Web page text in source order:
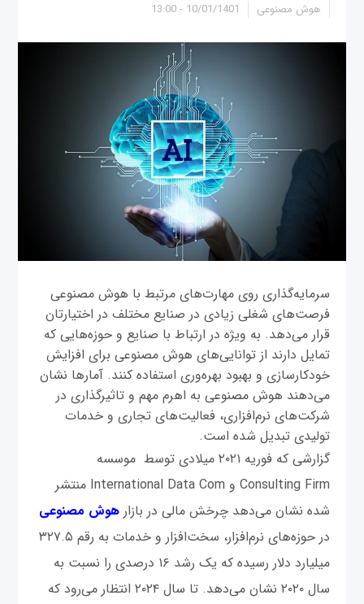
10/01/1401 - 13:00 هوش مصنوعی
سرمایه‌گذاری روی مهارت‌های مرتبط با هوش مصنوعی
فرصت‌های شغلی زیادی در صنایع مختلف در اختیارتان
قرار می‌دهد. به ویژه در ارتباط با صنایع و حوزه‌هایی که
تمایل دارند از توانایی‌های هوش مصنوعی برای افزایش
خودکارسازی و بهبود بهره‌وری استفاده کنند. آمارها نشان
می‌دهند هوش مصنوعی به اهرم مهم و تاثیرگذاری در
شرکت‌های نرم‌افزاری، فعالیت‌های تجاری و خدمات
تولیدی تبدیل شده است.
گزارشی که فوریه ۲۰۲۱ میلادی توسط موسسه
Consulting Firm و International Data Com منتشر
شده نشان می‌دهد چرخش مالی در بازار هوش مصنوعی
در حوزه‌های نرم‌افزار، سخت‌افزار و خدمات به رقم ۳۲۷.۵
میلیارد دلار رسیده که یک رشد ۱۶ درصدی را نسبت به
سال ۲۰۲۰ نشان می‌دهد. تا سال ۲۰۲۴ انتظار می‌رود که